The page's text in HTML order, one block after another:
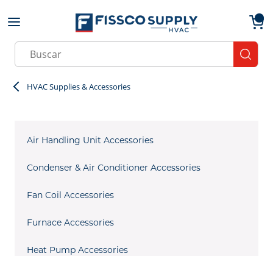
Skip to main content
Site Search
HVAC Supplies & Accessories
Air Handling Unit Accessories
Condenser & Air Conditioner Accessories
Fan Coil Accessories
Furnace Accessories
Heat Pump Accessories